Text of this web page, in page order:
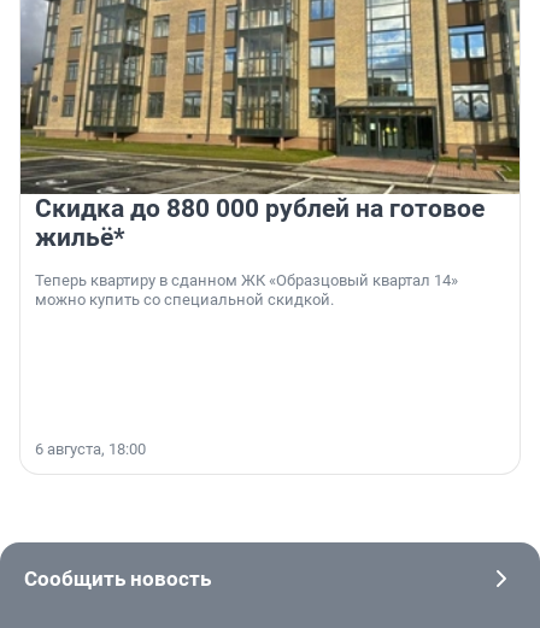
Скидка до 880 000 рублей на готовое
жильё*
Теперь квартиру в сданном ЖК «Образцовый квартал 14»
можно купить со специальной скидкой.
6 августа, 18:00
Сообщить новость